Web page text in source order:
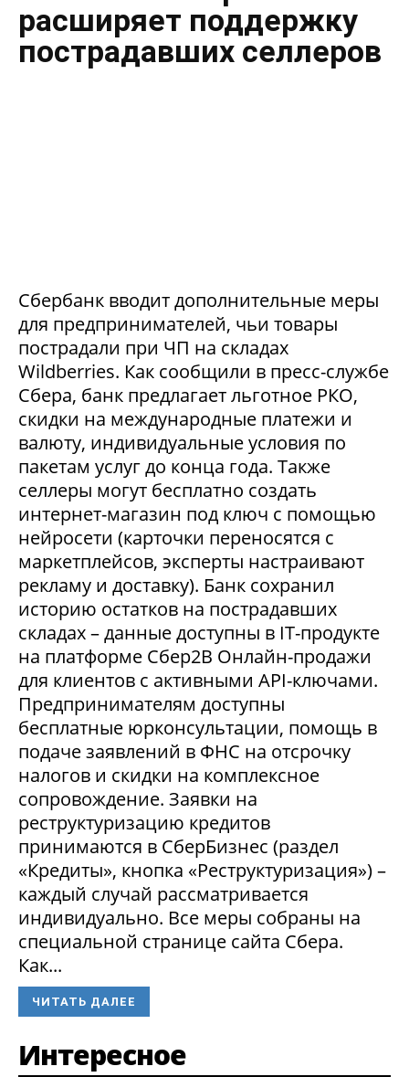
расширяет поддержку
пострадавших селлеров
Сбербанк вводит дополнительные меры
для предпринимателей, чьи товары
пострадали при ЧП на складах
Wildberries. Как сообщили в пресс-службе
Сбера, банк предлагает льготное РКО,
скидки на международные платежи и
валюту, индивидуальные условия по
пакетам услуг до конца года. Также
селлеры могут бесплатно создать
интернет-магазин под ключ с помощью
нейросети (карточки переносятся с
маркетплейсов, эксперты настраивают
рекламу и доставку). Банк сохранил
историю остатков на пострадавших
складах – данные доступны в IT-продукте
на платформе Сбер2В Онлайн-продажи
для клиентов с активными API-ключами.
Предпринимателям доступны
бесплатные юрконсультации, помощь в
подаче заявлений в ФНС на отсрочку
налогов и скидки на комплексное
сопровождение. Заявки на
реструктуризацию кредитов
принимаются в СберБизнес (раздел
«Кредиты», кнопка «Реструктуризация») –
каждый случай рассматривается
индивидуально. Все меры собраны на
специальной странице сайта Сбера.
Как...
ЧИТАТЬ ДАЛЕЕ
Интересное